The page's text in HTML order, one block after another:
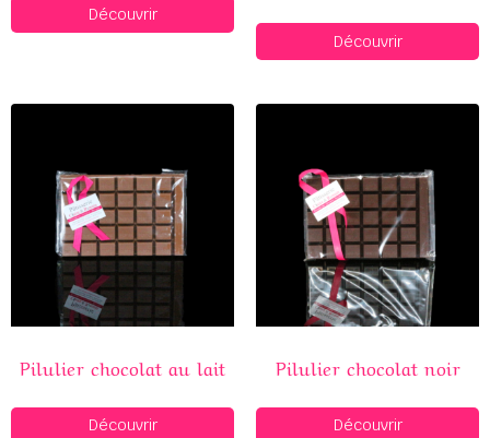
Découvrir
Découvrir
Pilulier chocolat au lait
Découvrir
Pilulier chocolat noir
Découvrir